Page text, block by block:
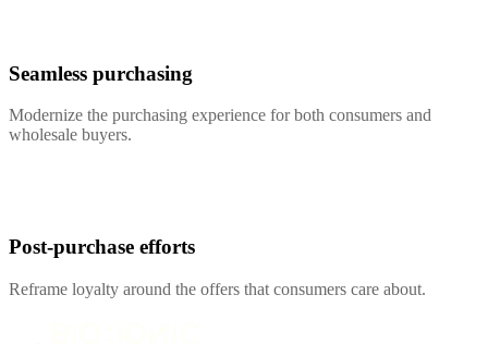
Seamless purchasing
Modernize the purchasing experience for both consumers and
wholesale buyers.
Post-purchase efforts
Reframe loyalty around the offers that consumers care about.